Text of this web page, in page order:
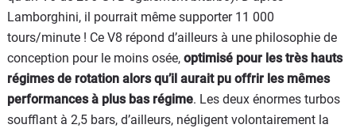
Lamborghini, il pourrait même supporter 11 000
tours/minute ! Ce V8 répond d’ailleurs à une philosophie de
conception pour le moins osée, optimisé pour les très hauts
régimes de rotation alors qu’il aurait pu offrir les mêmes
performances à plus bas régime. Les deux énormes turbos
soufflant à 2,5 bars, d’ailleurs, négligent volontairement la